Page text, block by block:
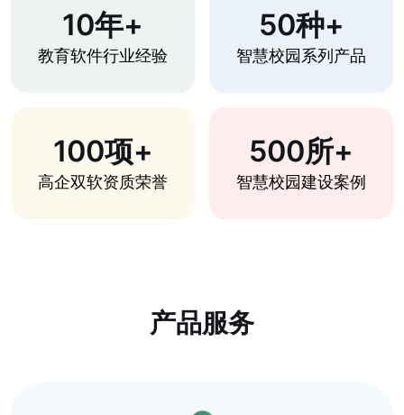
10年+
教育软件行业经验
50种+
智慧校园系列产品
100项+
高企双软资质荣誉
500所+
智慧校园建设案例
产品服务